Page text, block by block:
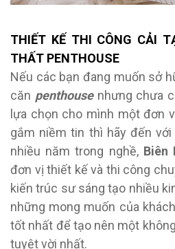
THIẾT KẾ THI CÔNG CẢI
THẤT PENTHOUSE
Nếu các bạn đang muốn sở
căn penthousenhưng chưa
lựa chọn cho mình một đơn
gắm niềm tin thì hãy đến với
nhiều năm trong nghề, Biên
đơn vị thiết kế và thi công
kiến trúc sư sáng tạo nhiều
những mong muốn của
tốt nhất để tạo nên một
tuyệt vời nhất.